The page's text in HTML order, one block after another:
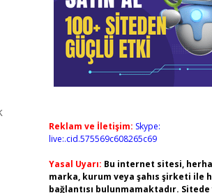
Reklam ve İletişim: Skype:
live:.cid.575569c608265c69
Yasal Uyarı: Bu internet sitesi,
marka, kurum veya şahıs şirketi ile
bağlantısı bulunmamaktadır. Sitede